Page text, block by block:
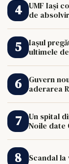
UMF Iași
de
Iașul
ultimele
Guvern
aderarea
Un spital
Noile date
Scandal